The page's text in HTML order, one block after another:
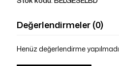
Değerlendirmeler (0)
Henüz değerlendirme yapılmadı.